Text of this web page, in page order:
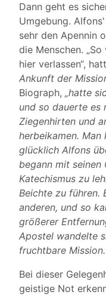
Dann geht es
Umgebung.
sehr den Apennin
die Menschen.
hier verlassen“,
Ankunft der
Biograph, „hatte
und so dauerte es
Ziegenhirten und
herbeikamen.
glücklich Alfons
begann mit seinen
Katechismus zu
Beichte zu führen.
anderen, und so
größerer
Apostel wandelte
fruchtbare
Bei dieser
geistige Not